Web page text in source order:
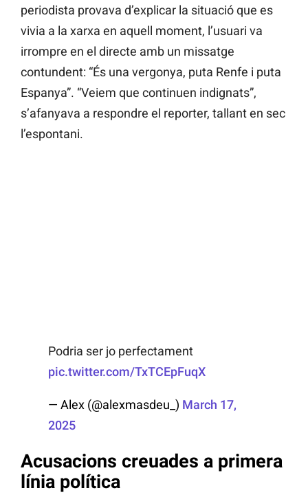
periodista provava d’explicar la situació que es
vivia a la xarxa en aquell moment, l’usuari va
irrompre en el directe amb un missatge
contundent: “És una vergonya, puta Renfe i puta
Espanya”. “Veiem que continuen indignats”,
s’afanyava a respondre el reporter, tallant en sec
l’espontani.
Podria ser jo perfectament
pic.twitter.com/TxTCEpFuqX
— Alex (@alexmasdeu_) March 17,
2025
Acusacions creuades a primera
línia política